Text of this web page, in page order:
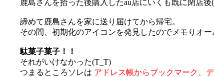
鹿島さんを拾った後購入したau店にいくも既に閉店後
諦めて鹿島さんを家に送り届けてから帰宅。
その間、初期化のアイコンを発見したのでメモりオー
駄菓子菓子！！
それがいけなかった(T_T)
つまるところソレは アドレス帳からブックマーク、